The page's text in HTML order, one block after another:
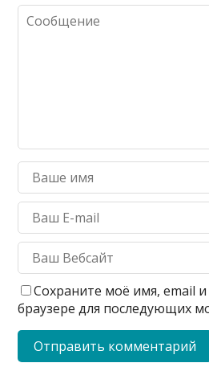
Сохраните моё имя, email и
браузере для последующих